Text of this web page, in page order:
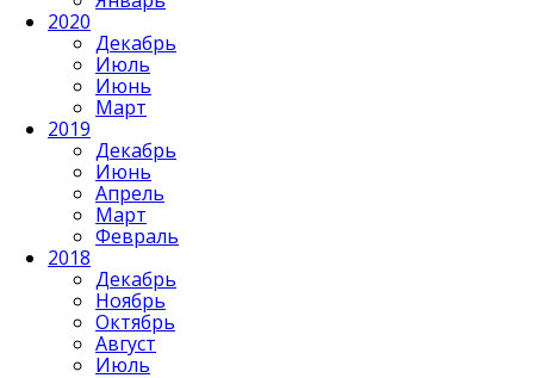
2020
Декабрь
Июль
Июнь
Март
2019
Декабрь
Июнь
Апрель
Март
Февраль
2018
Декабрь
Ноябрь
Октябрь
Август
Июль